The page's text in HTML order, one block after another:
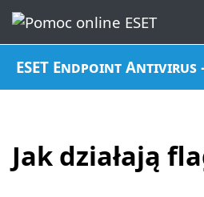
ESET Endpoint Antivirus
Jak działają